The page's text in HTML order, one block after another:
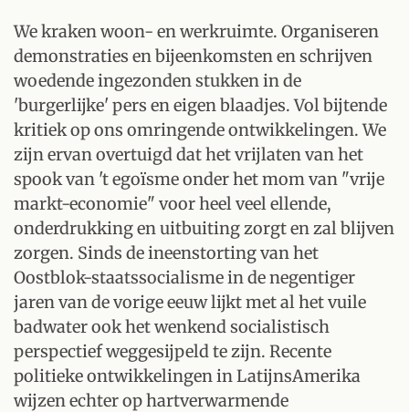
We kraken woon- en werkruimte. Organiseren
demonstraties en bijeenkomsten en schrijven
woedende ingezonden stukken in de
'burgerlijke' pers en eigen blaadjes. Vol bijtende
kritiek op ons omringende ontwikkelingen. We
zijn ervan overtuigd dat het vrijlaten van het
spook van 't egoïsme onder het mom van "vrije
markt-economie" voor heel veel ellende,
onderdrukking en uitbuiting zorgt en zal blijven
zorgen. Sinds de ineenstorting van het
Oostblok-staatssocialisme in de negentiger
jaren van de vorige eeuw lijkt met al het vuile
badwater ook het wenkend socialistisch
perspectief weggesijpeld te zijn. Recente
politieke ontwikkelingen in LatijnsAmerika
wijzen echter op hartverwarmende